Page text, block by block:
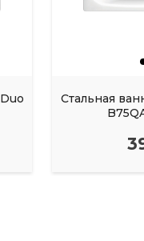
Стальная